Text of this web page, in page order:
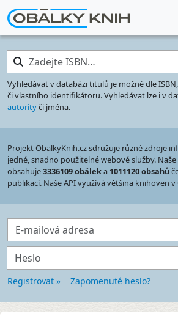
Zadejte ISBN…
Vyhledávat v databázi titulů je možné dle ISBN,
či vlastního identifikátoru. Vyhledávat lze i v
autorityči jména.
Projekt ObalkyKnih.cz sdružuje různé zdroje
jedné, snadno použitelné webové služby.
obsahuje3336109 obáleka 1011120 obsahů
publikací. Naše API využívá většina knihoven v
E-mailová adresa
Heslo
Registrovat » Zapomenuté heslo?